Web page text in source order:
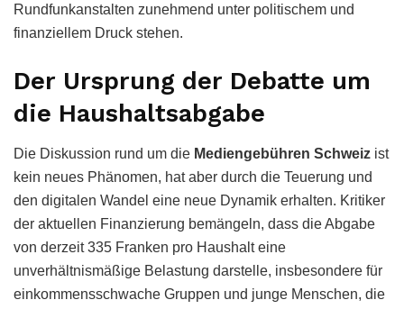
Rundfunkanstalten zunehmend unter politischem und
finanziellem Druck stehen.
Der Ursprung der Debatte um
die Haushaltsabgabe
Die Diskussion rund um die Mediengebühren Schweiz ist
kein neues Phänomen, hat aber durch die Teuerung und
den digitalen Wandel eine neue Dynamik erhalten. Kritiker
der aktuellen Finanzierung bemängeln, dass die Abgabe
von derzeit 335 Franken pro Haushalt eine
unverhältnismäßige Belastung darstelle, insbesondere für
einkommensschwache Gruppen und junge Menschen, die